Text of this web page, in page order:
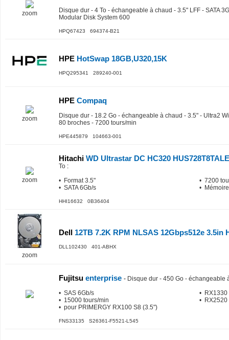
zoom
Disque dur - 4 To - échangeable à chaud - 3.5" LFF - SATA
Modular Disk System 600
HPQ67423 694374-B21
HPE HotSwap 18GB,U320,15K
HPQ295341 289240-001
zoom
HPE Compaq
Disque dur - 18.2 Go - échangeable à chaud - 3.5" - Ultra2
80 broches - 7200 tours/min
HPE445879 104663-001
zoom
Hitachi WD Ultrastar DC HC320
To :
• Format 3.5"
• SATA 6Gb/s
• 7200
•
HHI16632 0B36404
zoom
Dell 12TB 7.2K RPM NLSAS 12Gbps512e 3.5in
DLL102430 401-ABHX
Fujitsu enterprise - Disque dur - 450 Go - échangeable
• SAS 6Gb/s
• 15000 tours/min
• pour PRIMERGY RX100 S8 (3.5")
• RX1330
• RX2520
FNS33135 S26361-F5521-L545